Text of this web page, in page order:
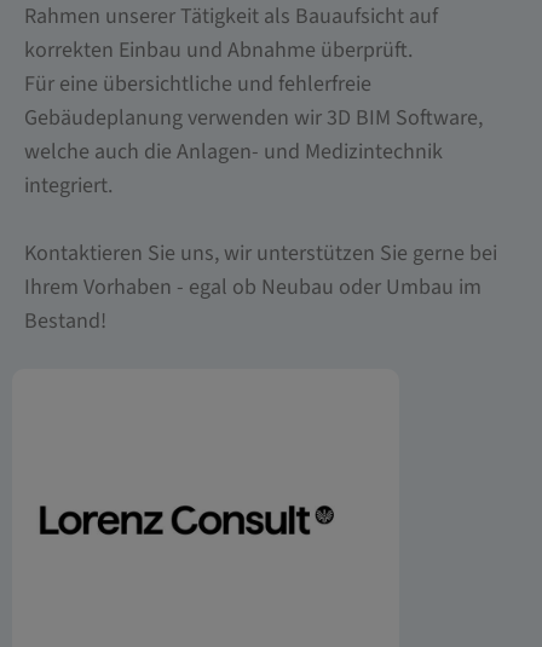
Rahmen unserer Tätigkeit als Bauaufsicht auf
korrekten Einbau und Abnahme überprüft.
Für eine übersichtliche und fehlerfreie
Gebäudeplanung verwenden wir 3D BIM Software,
welche auch die Anlagen- und Medizintechnik
integriert.
Kontaktieren Sie uns, wir unterstützen Sie gerne bei
Ihrem Vorhaben - egal ob Neubau oder Umbau im
Bestand!